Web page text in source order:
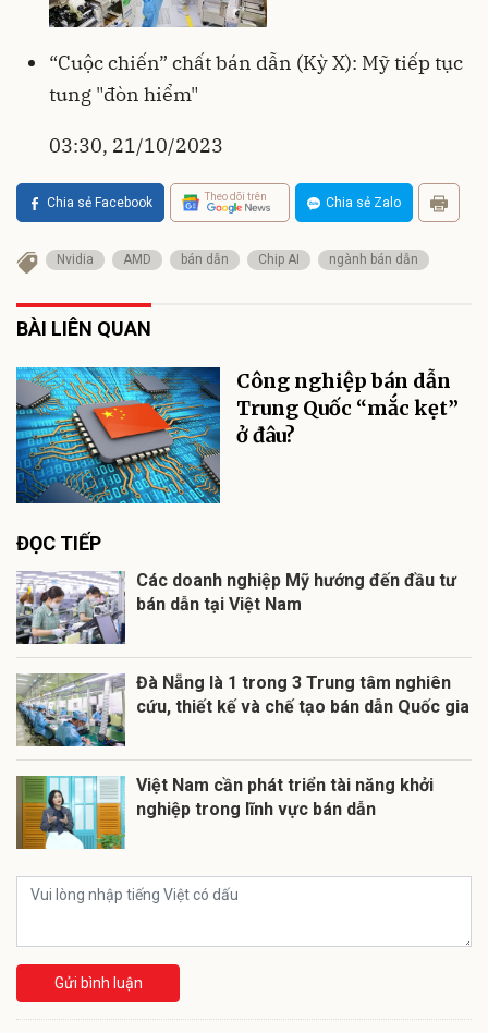
“Cuộc chiến” chất bán dẫn (Kỳ X): Mỹ tiếp tục
tung "đòn hiểm"
03:30, 21/10/2023
Chia sẻ Facebook Theo dõi trên Chia sẻ Zalo
Nvidia AMD bán dẫn Chip AI ngành bán dẫn
BÀI LIÊN QUAN
Công nghiệp bán dẫn
Trung Quốc “mắc kẹt”
ở đâu?
ĐỌC TIẾP
Các doanh nghiệp Mỹ hướng đến đầu tư
bán dẫn tại Việt Nam
Đà Nẵng là 1 trong 3 Trung tâm nghiên
cứu, thiết kế và chế tạo bán dẫn Quốc gia
Việt Nam cần phát triển tài năng khởi
nghiệp trong lĩnh vực bán dẫn
Gửi bình luận